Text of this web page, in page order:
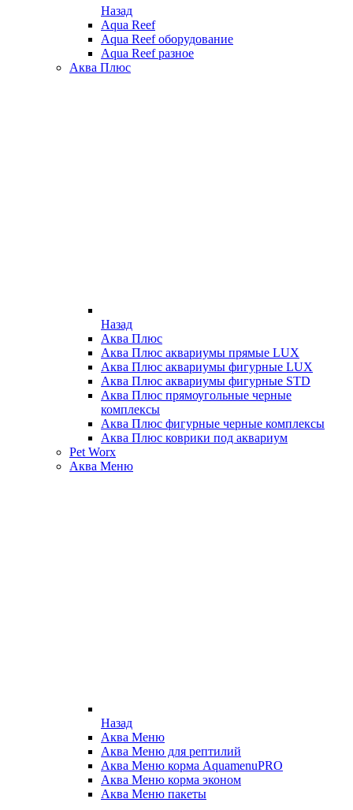
Назад
Aqua Reef
Aqua Reef оборудование
Aqua Reef разное
Аква Плюс
Назад
Аква Плюс
Аква Плюс аквариумы прямые LUX
Аква Плюс аквариумы фигурные LUX
Аква Плюс аквариумы фигурные STD
Аква Плюс прямоугольные черные
комплексы
Аква Плюс фигурные черные комплексы
Аква Плюс коврики под аквариум
Pet Worx
Аква Меню
Назад
Аква Меню
Аква Меню для рептилий
Аква Меню корма AquamenuPRO
Аква Меню корма эконом
Аква Меню пакеты